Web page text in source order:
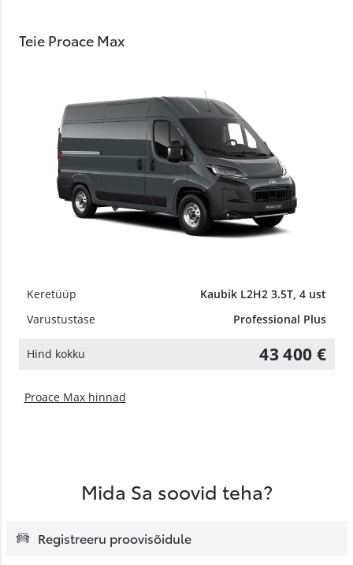
Teie Proace Max
Keretüüp
Kaubik L2H2 3.5T, 4 ust
Varustustase
Professional Plus
Hind kokku 43 400 €
Proace Max hinnad
Mida Sa soovid teha?
Registreeru proovisõidule